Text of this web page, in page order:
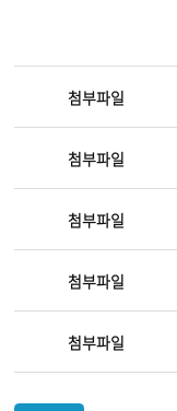
첨부파일
첨부파일
첨부파일
첨부파일
첨부파일